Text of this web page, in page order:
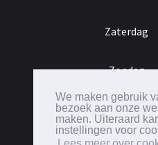
We maken gebruik
bezoek aan onze
maken. Uiteraard
instellingen voor
Zaterdag
Zondag